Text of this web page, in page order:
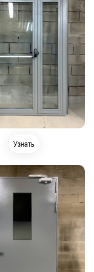
Узнать